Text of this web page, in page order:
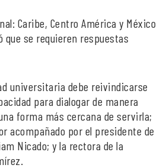
Caribe, Centro América y México
que se requieren respuestas
universitaria debe reivindicarse
para dialogar de manera
forma más cercana de servirla;
acompañado por el presidente de
Nicado; y la rectora de la